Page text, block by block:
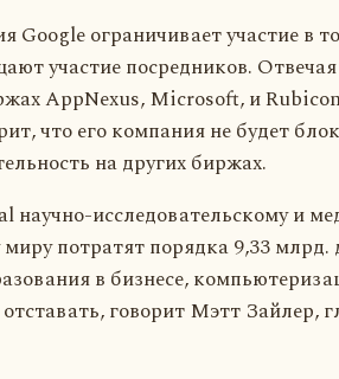
Google ограничивает участие в
участие посредников.
AppNexus, Microsoft, и
что его компания не будет
на других биржах.
исследовательскому и
потратят порядка 9,33
в бизнесе,
отставать, говорит Мэтт